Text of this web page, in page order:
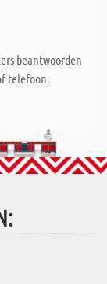
beantwoorden
telefoon.